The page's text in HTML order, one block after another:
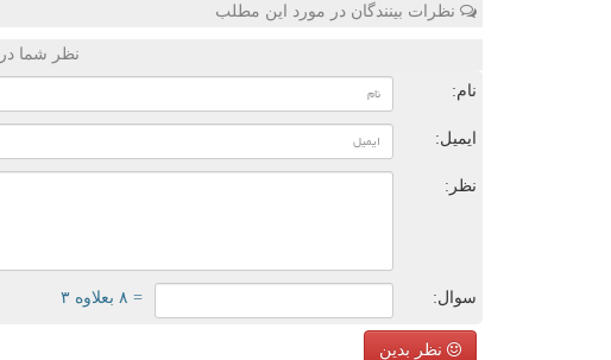
نظرات بینندگان در مورد این مطلب
نظر شما
نام:
ایمیل:
نظر:
سوال: = ۸ بعلاوه ۳
نظر بدین